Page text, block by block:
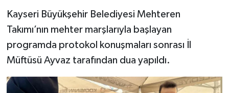
Kayseri Büyükşehir Belediyesi Mehteren
Takımı’nın mehter marşlarıyla başlayan
programda protokol konuşmaları sonrası İl
Müftüsü Ayvaz tarafından dua yapıldı.
Bolu Müftülüğü
Burdur Müftülüğü
Bursa Müftülüğü
Makaleler
Ekonomi
Duyurular